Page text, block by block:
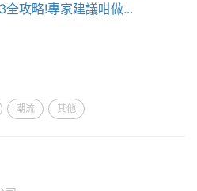
攻略!專家建議咁做...
潮流 其他